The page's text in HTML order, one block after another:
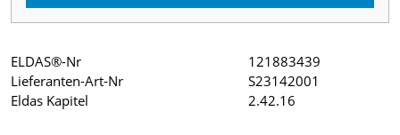
ELDAS®-Nr
121883439
Lieferanten-Art-Nr
S23142001
Eldas Kapitel
2.42.16